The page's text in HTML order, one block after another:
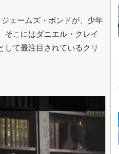
ェームズ・ボンドが、少年
そこにはダニエル・クレイ
して最注目されているクリ